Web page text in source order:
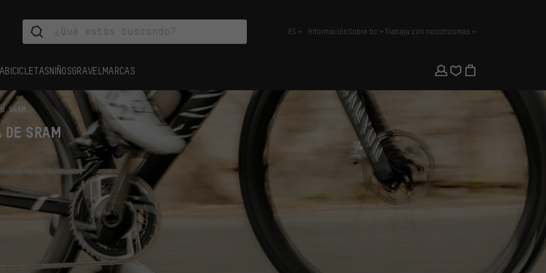
español
ES InformaciónSobre bc Trabaja con nosotrosmás
BICICLETASNIÑOSGRAVEL MARCAS
SRAM